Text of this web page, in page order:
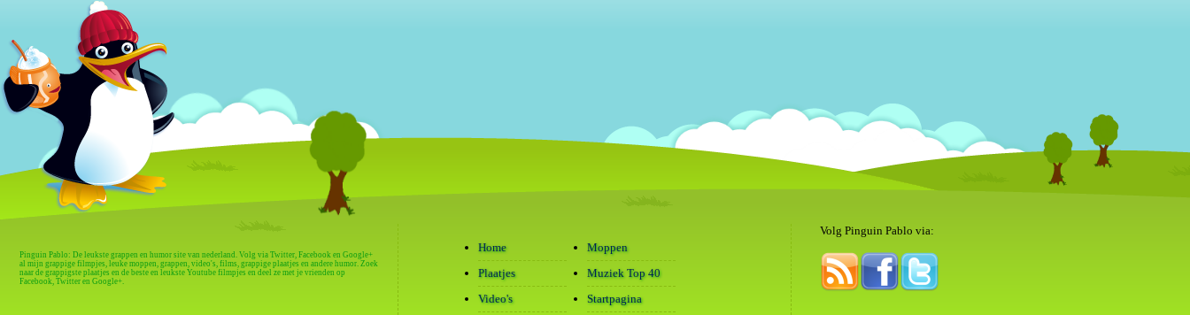
Pinguin Pablo: De leukste grappen en humor site van nederland. Volg via Twitter, Facebook en Google+
al mijn grappige filmpjes, leuke moppen, grappen, video's, films, grappige plaatjes en andere humor. Zoek
naar de grappigste plaatjes en de beste en leukste Youtube filmpjes en deel ze met je vrienden op
Facebook, Twitter en Google+.
Moppen
Muziek Top 40
Startpagina
Home
Plaatjes
Video's
Volg Pinguin Pablo via: